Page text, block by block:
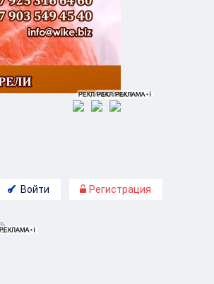
Войти Регистрация